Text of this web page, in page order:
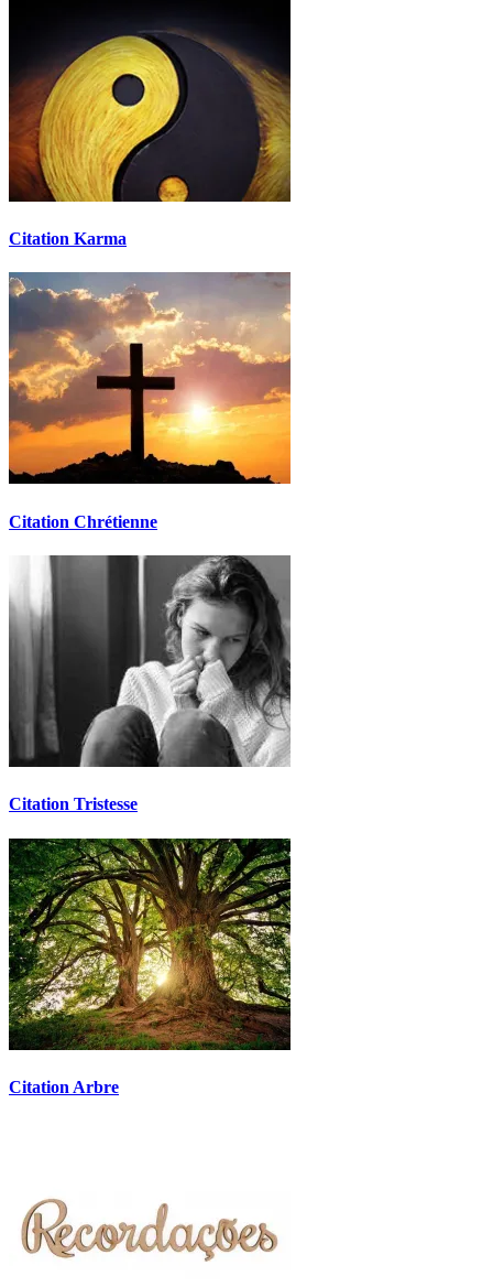
Citation Karma
Citation Chrétienne
Citation Tristesse
Citation Arbre